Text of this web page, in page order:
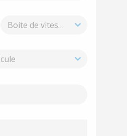
Boite de vitesse